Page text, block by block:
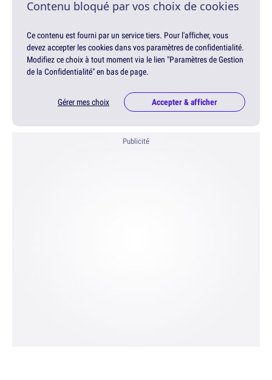
Contenu bloqué par vos choix de cookies
Ce contenu est fourni par un service tiers. Pour l'afficher, vous
devez accepter les cookies dans vos paramètres de confidentialité.
Modifiez ce choix à tout moment via le lien "Paramètres de Gestion
de la Confidentialité" en bas de page.
Gérer mes choix Accepter & afficher
Publicité